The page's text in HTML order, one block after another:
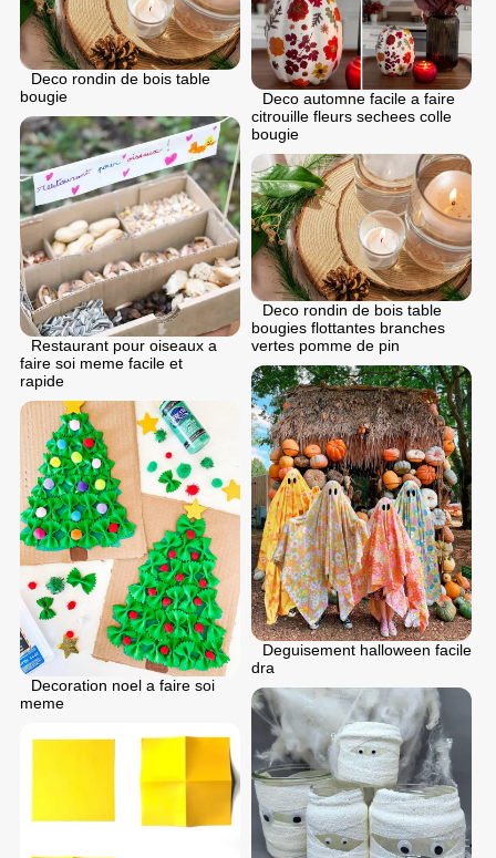
Deco automne facile a faire
citrouille fleurs sechees colle
bougie
Deco rondin de bois table
bougie
Restaurant pour oiseaux a
faire soi meme facile et
rapide
Deco rondin de bois table
bougies flottantes branches
vertes pomme de pin
Deguisement halloween facile
dra
Decoration noel a faire soi
meme